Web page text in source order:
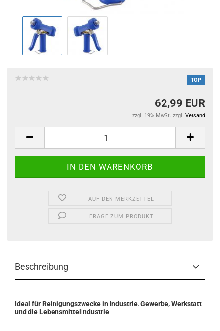
TOP
62,99 EUR
zzgl. 19% MwSt. zzgl. Versand
AUF DEN MERKZETTEL
FRAGE ZUM PRODUKT
Beschreibung
Ideal für Reinigungszwecke in Industrie, Gewerbe, Werkstatt
und die Lebensmittelindustrie